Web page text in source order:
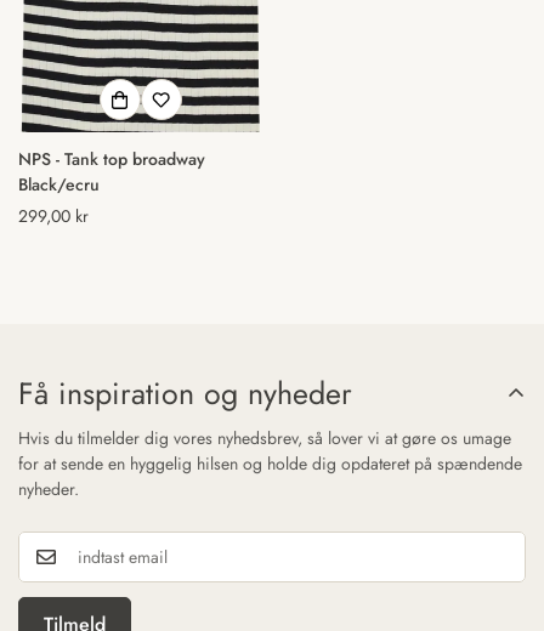
NPS - Tank top broadway
Black/ecru
Normal
299,00 kr
Få inspiration og nyheder
Hvis du tilmelder dig vores nyhedsbrev, så lover vi at gøre os umage
for at sende en hyggelig hilsen og holde dig opdateret på spændende
nyheder.
Tilmeld